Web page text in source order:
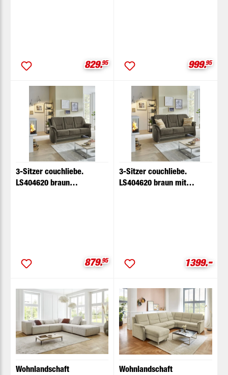
Verkaufspreis:
829.95 999.95
3-Sitzer couchliebe.
LS404620 braun
Verkaufspreis:
879.95
3-Sitzer couchliebe.
LS404620 braun mit
1399.-
Wohnlandschaft
Wohnlandschaft